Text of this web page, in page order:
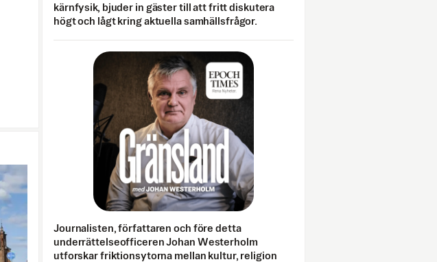
kärnfysik, bjuder in gäster till att fritt diskutera
högt och lågt kring aktuella samhällsfrågor.
Journalisten, författaren och före detta
underrättelseofficeren Johan Westerholm
utforskar friktionsytorna mellan kultur, religion